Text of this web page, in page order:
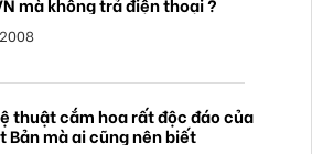
thuật cắm hoa rất độc đáo của
Bản mà ai cũng nên biết